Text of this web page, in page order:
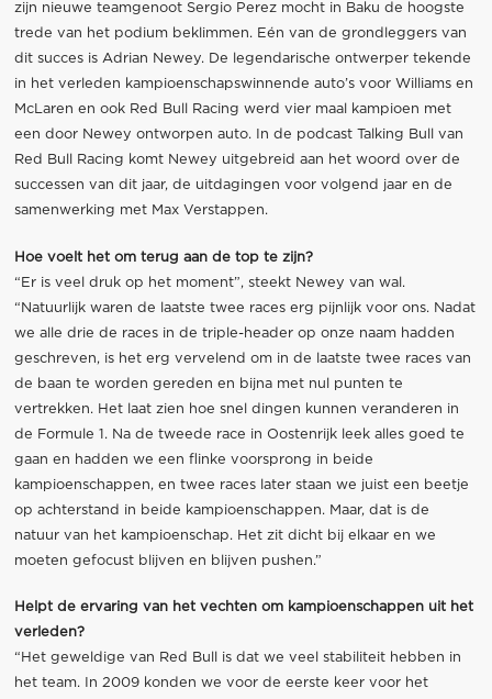
zijn nieuwe teamgenoot Sergio Perez mocht in Baku de hoogste
trede van het podium beklimmen. Eén van de grondleggers van
dit succes is Adrian Newey. De legendarische ontwerper tekende
in het verleden kampioenschapswinnende auto’s voor Williams en
McLaren en ook Red Bull Racing werd vier maal kampioen met
een door Newey ontworpen auto. In de podcast Talking Bull van
Red Bull Racing komt Newey uitgebreid aan het woord over de
successen van dit jaar, de uitdagingen voor volgend jaar en de
samenwerking met Max Verstappen.
Hoe voelt het om terug aan de top te zijn?
“Er is veel druk op het moment”, steekt Newey van wal.
“Natuurlijk waren de laatste twee races erg pijnlijk voor ons. Nadat
we alle drie de races in de triple-header op onze naam hadden
geschreven, is het erg vervelend om in de laatste twee races van
de baan te worden gereden en bijna met nul punten te
vertrekken. Het laat zien hoe snel dingen kunnen veranderen in
de Formule 1. Na de tweede race in Oostenrijk leek alles goed te
gaan en hadden we een flinke voorsprong in beide
kampioenschappen, en twee races later staan we juist een beetje
op achterstand in beide kampioenschappen. Maar, dat is de
natuur van het kampioenschap. Het zit dicht bij elkaar en we
moeten gefocust blijven en blijven pushen.”
Helpt de ervaring van het vechten om kampioenschappen uit het
verleden?
“Het geweldige van Red Bull is dat we veel stabiliteit hebben in
het team. In 2009 konden we voor de eerste keer voor het